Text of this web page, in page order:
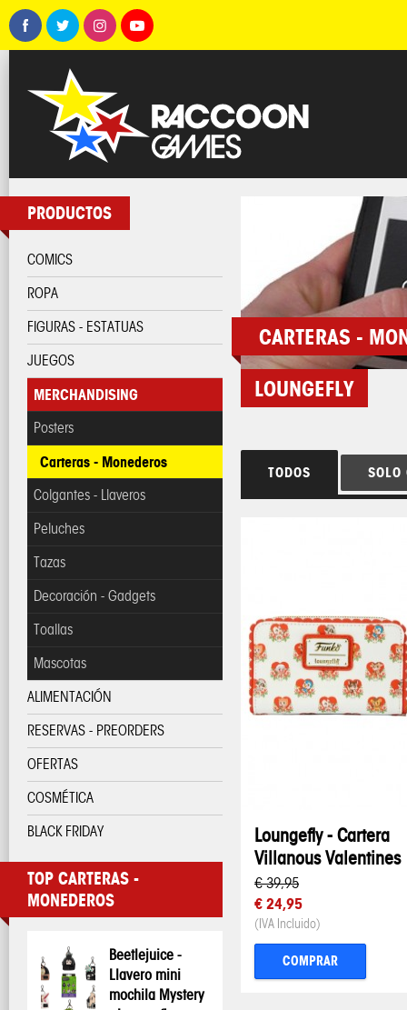
PRODUCTOS
COMICS
ROPA
FIGURAS - ESTATUAS
JUEGOS
MERCHANDISING
Posters
Carteras - Monederos
Colgantes - Llaveros
Peluches
Tazas
Decoración - Gadgets
Toallas
Mascotas
ALIMENTACIÓN
RESERVAS - PREORDERS
OFERTAS
COSMÉTICA
BLACK FRIDAY
TOP CARTERAS -
MONEDEROS
Beetlejuice -
Llavero mini
mochila Mystery
CARTERAS -
LOUNGEFLY
TODOS SOLO
Loungefly - Cartera
Villanous Valentines
€ 39,95
€ 24,95
(IVA Incluido)
COMPRAR